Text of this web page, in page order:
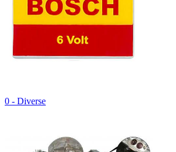
0 - Diverse